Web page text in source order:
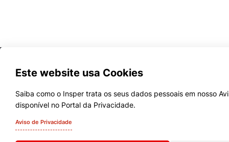
Este website usa Cookies
Saiba como o Insper trata os seus dados pessoais em nosso
disponível no Portal da Privacidade.
Aviso de Privacidade
Cookies estritamente necessários
Quem Somos